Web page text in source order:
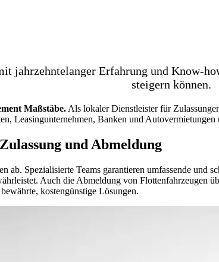
jahrzehntelanger Erfahrung und Know-
steigern können.
Maßstäbe. Als lokaler Dienstleister für
Leasingunternehmen, Banken und Autovermietungen
und Abmeldung
ab. Spezialisierte Teams garantieren umfassende
Auch die Abmeldung von Flottenfahrzeugen
kostengünstige Lösungen.